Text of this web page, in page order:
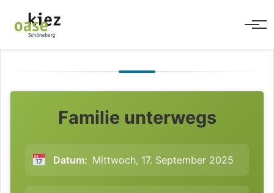
Familie unterwegs
Datum: Mittwoch, 17. September 2025